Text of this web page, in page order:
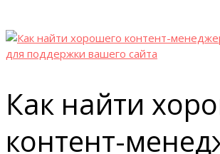
Как найти
контент-